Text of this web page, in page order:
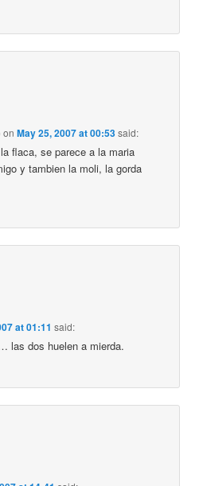
onMay 25, 2007 at 00:53said:
flaca, se parece a la maria
y tambien la moli, la gorda
at 01:11 said:
las dos huelen a mierda.